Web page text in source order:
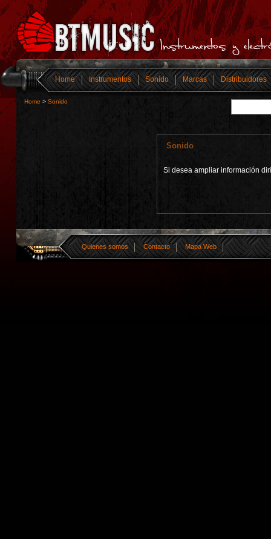
Home Instrumentos Sonido Marcas Distribuidores
Home > Sonido
Sonido
Si desea ampliar información
Quienes somos Contacto Mapa Web